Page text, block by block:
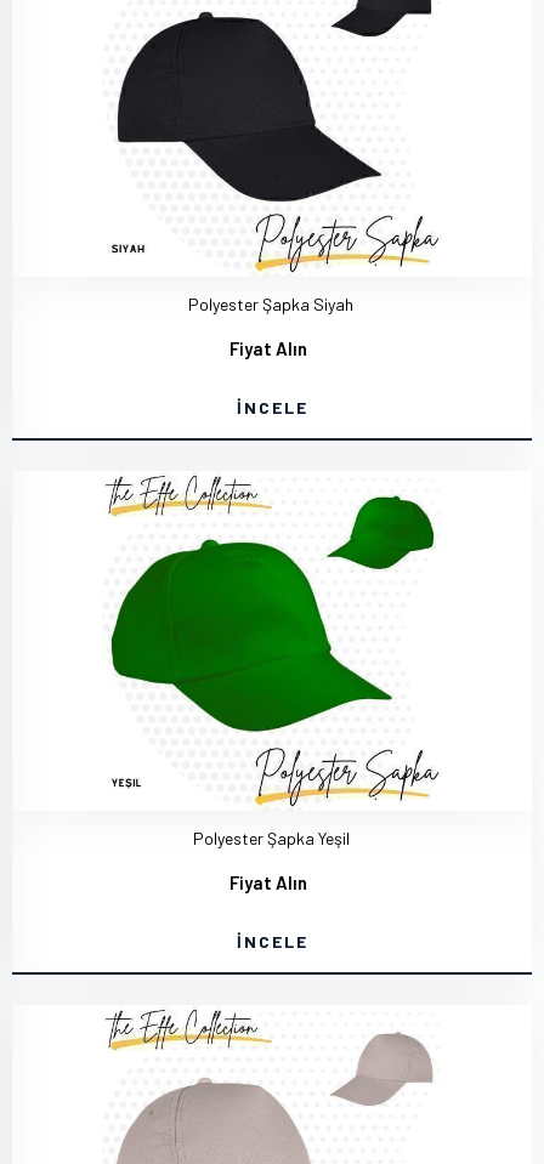
Polyester Şapka Siyah
Fiyat Alın
İNCELE
Polyester Şapka Yeşil
Fiyat Alın
İNCELE